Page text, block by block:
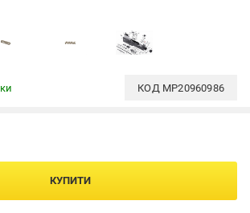
КОД MP20960986
КУПИТИ